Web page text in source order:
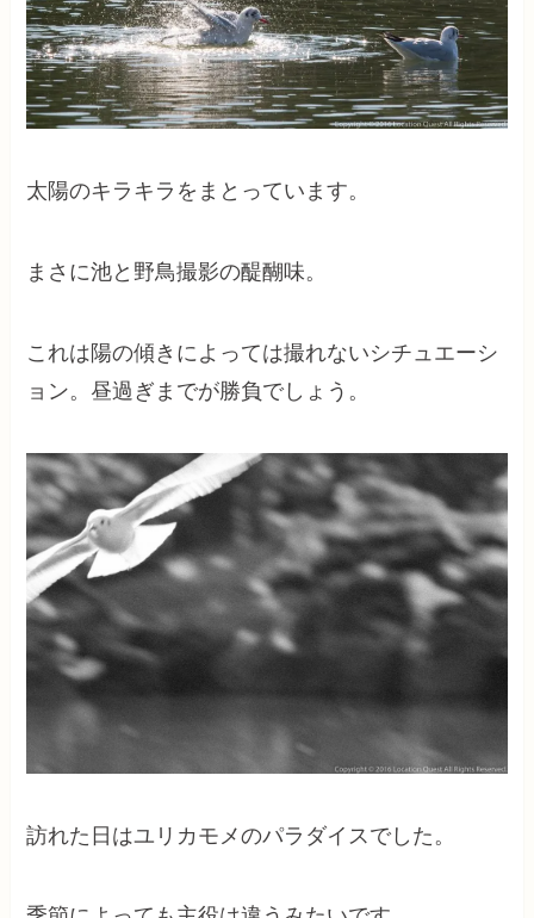
太陽のキラキラをまとっています。
まさに池と野鳥撮影の醍醐味。
これは陽の傾きによっては撮れないシチュエーシ
ョン。昼過ぎまでが勝負でしょう。
訪れた日はユリカモメのパラダイスでした。